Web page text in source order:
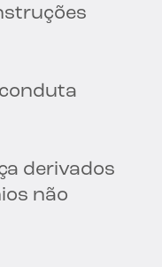
derivados
não